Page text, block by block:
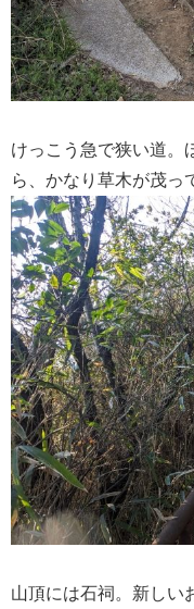
けっこう急で狭い道。
ら、かなり草木が茂っ
山頂には石祠。新しい